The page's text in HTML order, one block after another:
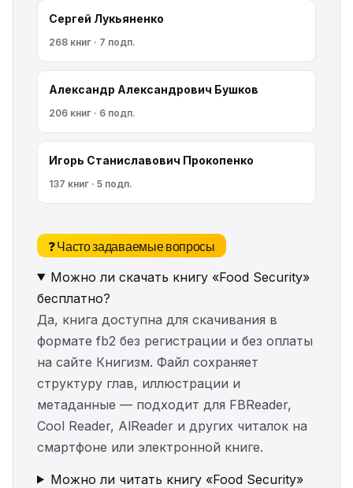
Сергей Лукьяненко
268 книг · 7 подп.
Александр Александрович Бушков
206 книг · 6 подп.
Игорь Станиславович Прокопенко
137 книг · 5 подп.
❓ Часто задаваемые вопросы
Можно ли скачать книгу «Food Security»
бесплатно?
Да, книга доступна для скачивания в
формате fb2 без регистрации и без оплаты
на сайте Книгизм. Файл сохраняет
структуру глав, иллюстрации и
метаданные — подходит для FBReader,
Cool Reader, AlReader и других читалок на
смартфоне или электронной книге.
Можно ли читать книгу «Food Security»